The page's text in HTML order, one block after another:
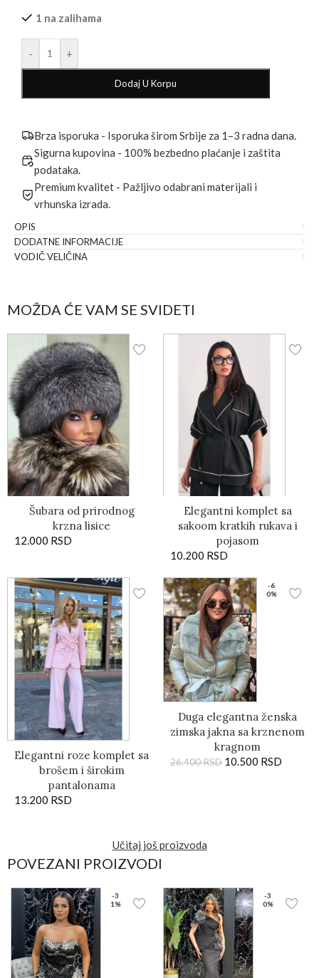
1 na zalihama
- +
Dodaj U Korpu
Brza isporuka - Isporuka širom Srbije za 1–3 radna dana.
Sigurna kupovina - 100% bezbedno plaćanje i zaštita
podataka.
Premium kvalitet - Pažljivo odabrani materijali i
vrhunska izrada.
OPIS
DODATNE INFORMACIJE
VODIČ VELIČINA
MOŽDA ĆE VAM SE SVIDETI
Šubara od prirodnog
krzna lisice
12.000 RSD
Elegantni komplet sa
sakoom kratkih rukava i
pojasom
10.200 RSD
Elegantni roze komplet sa
brošem i širokim
pantalonama
13.200 RSD
-6
0%
Duga elegantna ženska
zimska jakna sa krznenom
kragnom
26.400RSD 10.500 RSD
Učitaj još proizvoda
POVEZANI PROIZVODI
-3
1%
-3
0%